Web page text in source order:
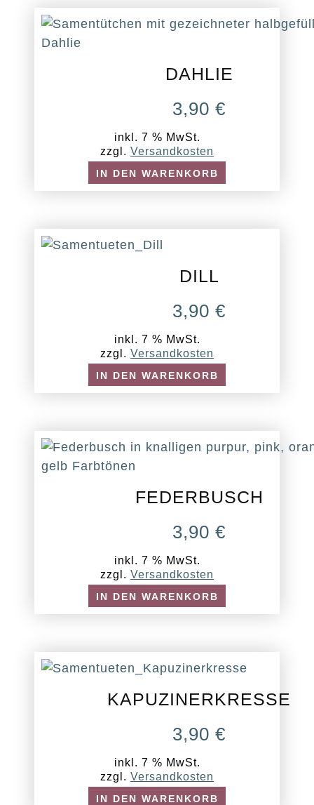
DAHLIE
3,90€
inkl. 7 % MwSt.
zzgl. Versandkosten
IN DEN WARENKORB
DILL
3,90€
inkl. 7 % MwSt.
zzgl. Versandkosten
IN DEN WARENKORB
FEDERBUSCH
3,90€
inkl. 7 % MwSt.
zzgl. Versandkosten
IN DEN WARENKORB
KAPUZINERKRESSE
3,90€
inkl. 7 % MwSt.
zzgl. Versandkosten
IN DEN WARENKORB